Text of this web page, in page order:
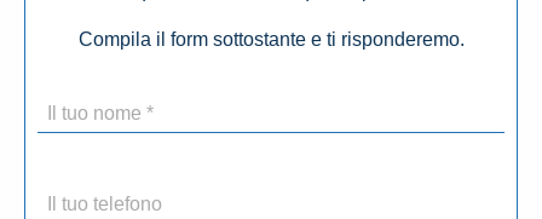
Compila il form sottostante e ti risponderemo.